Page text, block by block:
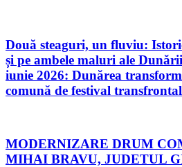
Două steaguri, un fluviu:
și pe ambele maluri ale
iunie 2026: Dunărea
comună de festival
MODERNIZARE DRUM
MIHAI BRAVU, JUDETUL